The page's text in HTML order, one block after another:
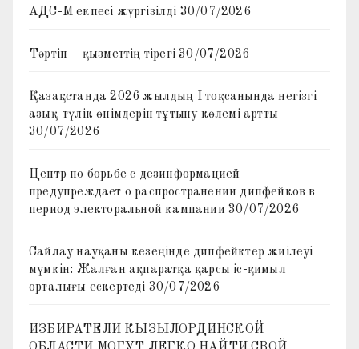
АДС-М екпесі жүргізілді 30/07/2026
Тәртіп – қызметтің тірегі 30/07/2026
Қазақстанда 2026 жылдың I тоқсанында негізгі
азық-түлік өнімдерін тұтыну көлемі артты
30/07/2026
Центр по борьбе с дезинформацией
предупреждает о распространении дипфейков в
период электоральной кампании 30/07/2026
Сайлау науқаны кезеңінде дипфейктер жиілеуі
мүмкін: Жалған ақпаратқа қарсы іс-қимыл
орталығы ескертеді 30/07/2026
ИЗБИРАТЕЛИ КЫЗЫЛОРДИНСКОЙ